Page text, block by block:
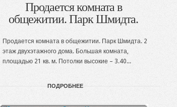
Продается комната в
общежитии. Парк Шмидта.
Продается комната в общежитии. Парк Шмидта. 2
этаж двухэтажного дома. Большая комната,
площадью 21 кв. м. Потолки высокие – 3.40...
ПОДРОБНЕЕ